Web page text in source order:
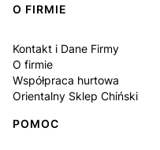
Linki w stopce
O FIRMIE
Kontakt i Dane Firmy
O firmie
Współpraca hurtowa
Orientalny Sklep Chiński
POMOC